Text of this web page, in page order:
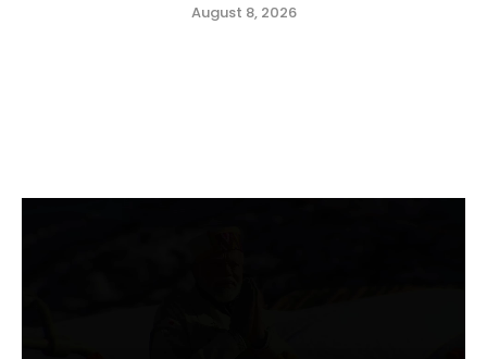
August 8, 2026